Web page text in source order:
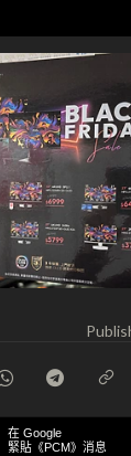
在 Google
緊貼《PCM》消息